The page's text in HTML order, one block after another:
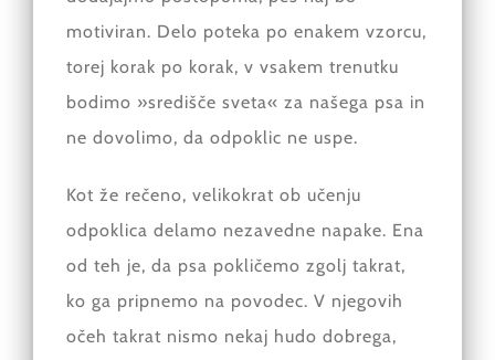
motiviran. Delo poteka po enakem vzorcu,
torej korak po korak, v vsakem trenutku
bodimo »središče sveta« za našega psa in
ne dovolimo, da odpoklic ne uspe.
Kot že rečeno, velikokrat ob učenju
odpoklica delamo nezavedne napake. Ena
od teh je, da psa pokličemo zgolj takrat,
ko ga pripnemo na povodec. V njegovih
očeh takrat nismo nekaj hudo dobrega,